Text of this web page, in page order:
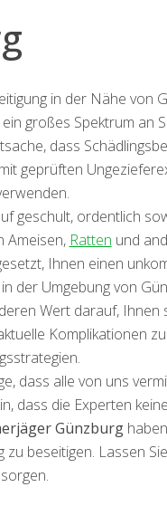
in der Nähe von
großes Spektrum an
dass
geprüften
geschult, ordentlich
Ameisen, Ratten und
Ihnen einen
der Umgebung von
Wert darauf, Ihnen
Komplikationen
dass alle von uns
dass die Experten
Günzburg
beseitigen. Lassen